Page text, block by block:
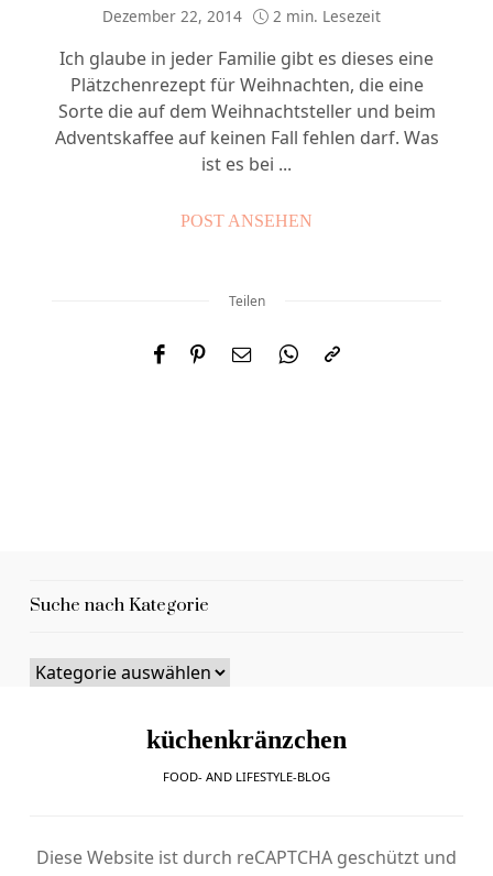
Dezember 22, 2014 2 min. Lesezeit
Ich glaube in jeder Familie gibt es dieses eine
Plätzchenrezept für Weihnachten, die eine
Sorte die auf dem Weihnachtsteller und beim
Adventskaffee auf keinen Fall fehlen darf. Was
ist es bei ...
POST ANSEHEN
Teilen
Suche nach Kategorie
küchenkränzchen
FOOD- AND LIFESTYLE-BLOG
Diese Website ist durch reCAPTCHA geschützt und